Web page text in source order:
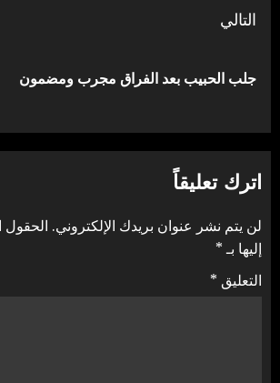
التالي
المقالة
جلب الحبيب بعد الفراق مجرب ومضمون
اترك تعليقاً
لن يتم نشر عنوان بريدك الإلكتروني. الحقول
إليها بـ*
التعليق *